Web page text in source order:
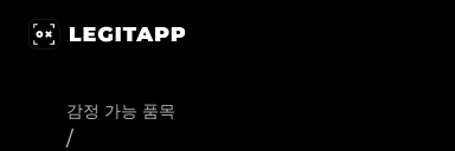
감정 가능 품목
/